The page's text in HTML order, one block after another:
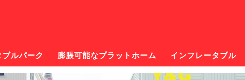
ルパーク 膨脹可能なプラットホーム インフレータブル